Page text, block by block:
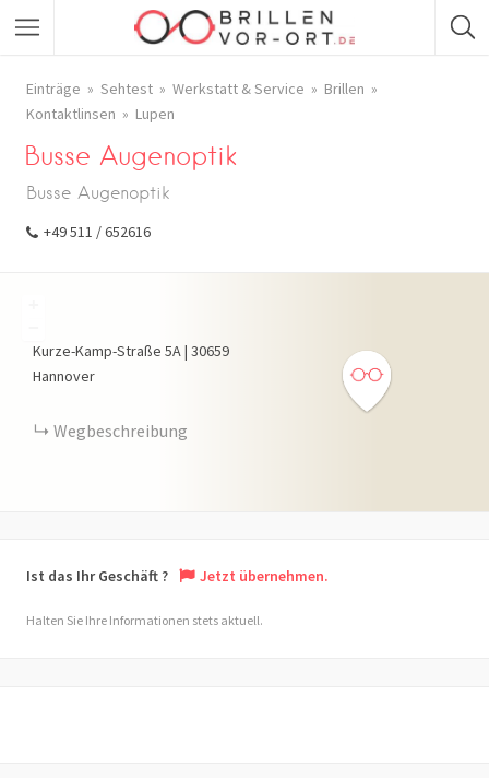
Einträge Sehtest Werkstatt & Service
Brillen
Kontaktlinsen
Lupen
Busse Augenoptik
Busse Augenoptik
+49 511 / 652616
Kurze-Kamp-Straße 5A| 30659
Hannover
Wegbeschreibung
Ist das Ihr Geschäft ? Jetzt übernehmen.
Halten Sie Ihre Informationen stets aktuell.